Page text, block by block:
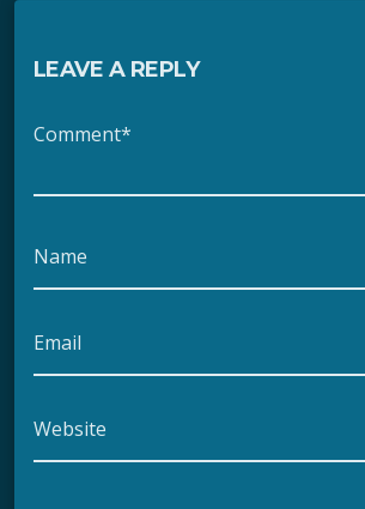
LEAVE A REPLY
Comment*
Name
Email
Website